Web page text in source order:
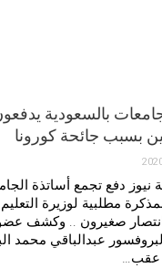
بالسعودية
بسبب جائحة كورونا
نيوز دفع تجمع أساتذة
مطلبية لوزيرة
صغيرون .. وكشف عضو
البروفسور عبدالباقي محمد
عقب…